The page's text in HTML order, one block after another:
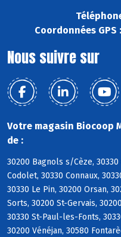
Coordonnées GPS :
Nous suivre sur
Votre magasin Biocoop
de :
30200 Bagnols s/Cèze,
Codolet, 30330 Connaux,
30330 Le Pin, 30200 Orsan,
Sorts, 30200 St-Gervais,
30330 St-Paul-les-Fonts,
30200 Vénéjan, 30580